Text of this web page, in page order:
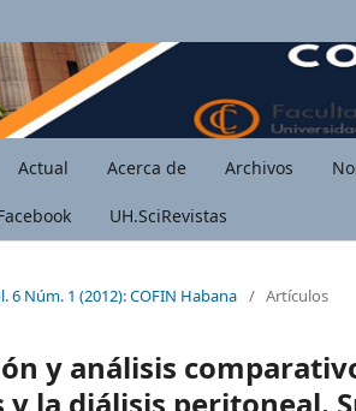
Actual Acerca de Archivos
UH.SciRevistas
6 Núm. 1 (2012): COFIN Habana / Artículos
y análisis
la diálisis peritoneal.